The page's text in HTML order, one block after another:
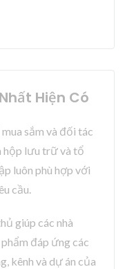
Hiện Có
sắm và đối tác
hộp lưu trữ và tổ
luôn phù hợp với
cầu.
giúp các nhà
đáp ứng các
kênh và dự án của